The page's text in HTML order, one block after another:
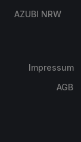
AZUBI NRW
Impressum
AGB